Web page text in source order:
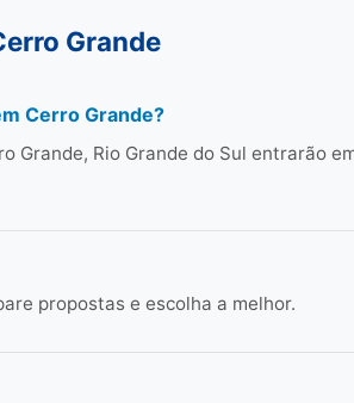
Grande
Cerro Grande?
Grande, Rio Grande do Sul entrarão
propostas e escolha a melhor.